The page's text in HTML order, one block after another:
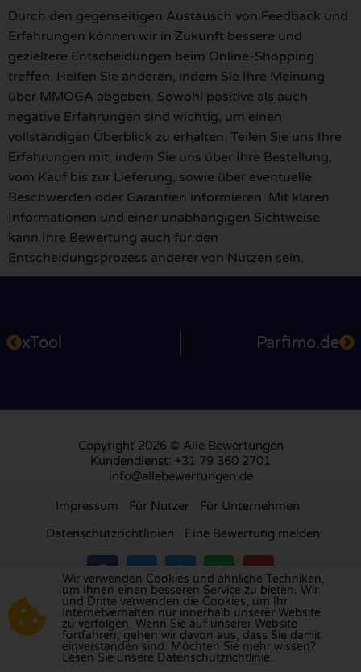
Durch den gegenseitigen Austausch von Feedback und
Erfahrungen können wir in Zukunft bessere und
gezieltere Entscheidungen beim Online-Shopping
treffen. Helfen Sie anderen, indem Sie Ihre Meinung
über MMOGA abgeben. Sowohl positive als auch
negative Erfahrungen sind wichtig, um einen
vollständigen Überblick zu erhalten. Teilen Sie uns Ihre
Erfahrungen mit, indem Sie uns über Ihre Bestellung,
vom Kauf bis zur Lieferung, sowie über eventuelle
Beschwerden oder Garantien informieren. Mit klaren
Informationen und einer unabhängigen Sichtweise
kann Ihre Bewertung auch für den
Entscheidungsprozess anderer von Nutzen sein.
xTool Parfimo.de
Copyright 2026 © Alle Bewertungen
Kundendienst: +31 79 360 2701
info@allebewertungen.de
Impressum Für Nutzer
Für Unternehmen
Datenschutzrichtlinien
Eine Bewertung melden
Besuchen Sie unsere Bewertungsplattform in
Großbritannien,Frankreich, denNiederlanden
Belgien,Spanien, Italien,Portugal, Polen,
Dänemark , FinnlandundSchweden.
Wir verwenden Cookies und ähnliche Techniken,
um Ihnen einen besseren Service zu bieten. Wir
und Dritte verwenden die Cookies, um Ihr
Internetverhalten nur innerhalb unserer Website
zu verfolgen. Wenn Sie auf unserer Website
fortfahren, gehen wir davon aus, dass Sie damit
einverstanden sind. Möchten Sie mehr wissen?
Lesen Sie unsere Datenschutzrichtlinie.